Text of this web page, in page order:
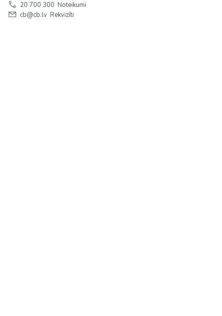
20 700 300 Noteikumi
cb@cb.lv Rekvizīti